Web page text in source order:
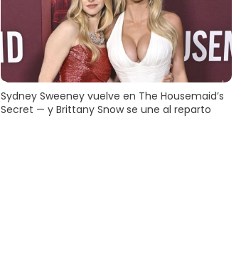
Sydney Sweeney vuelve en The Housemaid’s
Secret — y Brittany Snow se une al reparto